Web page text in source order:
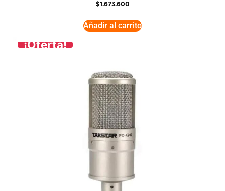
$1.673.600
Añadir al carrito
¡Oferta!